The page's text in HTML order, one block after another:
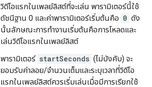
วิดีโอแรกในเพลย์ลิสต์ที่จะเล่น พารามิเตอร์นี้ใช้
ดัชนีฐาน 0 และค่าพารามิเตอร์เริ่มต้นคือ 0 ดัง
นั้นลักษณะการทำงานเริ่มต้นคือการโหลดและ
เล่นวิดีโอแรกในเพลย์ลิสต์
พารามิเตอร์ startSeconds (ไม่บังคับ) จะ
ยอมรับค่าลอย/จำนวนเต็มและระบุเวลาที่วิดีโอ
แรกในเพลย์ลิสต์ควรเริ่มเล่นเมื่อมีการเรียกใช้